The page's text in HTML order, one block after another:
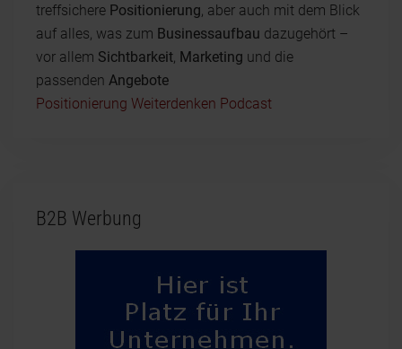
treffsichere Positionierung , aber auch mit dem Blick
auf alles, was zum Businessaufbau dazugehört –
vor allem Sichtbarkeit Marketing und die
passenden Angebote
Positionierung Weiterdenken Podcast
B2B Werbung